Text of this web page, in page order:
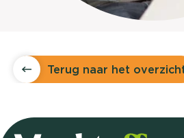
Terug naar het